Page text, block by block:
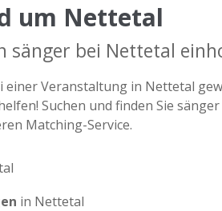
um Nettetal
sänger bei Nettetal
einer Veranstaltung in Nettetal
Suchen und finden Sie
Matching-Service.
in Nettetal